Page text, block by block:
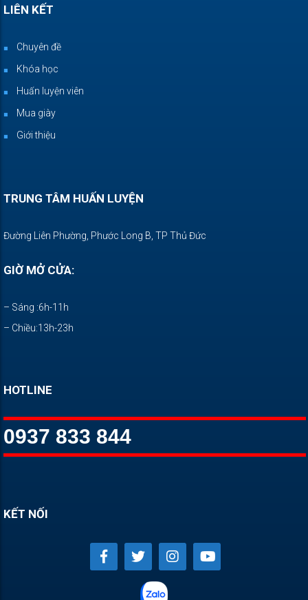
LIÊN KẾT
Chuyên đề
Khóa học
Huấn luyện viên
Mua giày
Giới thiệu
TRUNG TÂM HUẤN LUYỆN
Đường Liên Phường, Phước Long B, TP Thủ Đức
GIỜ MỞ CỬA:
– Sáng :6h-11h
– Chiều:13h-23h
HOTLINE
0937 833 844
KẾT NỐI